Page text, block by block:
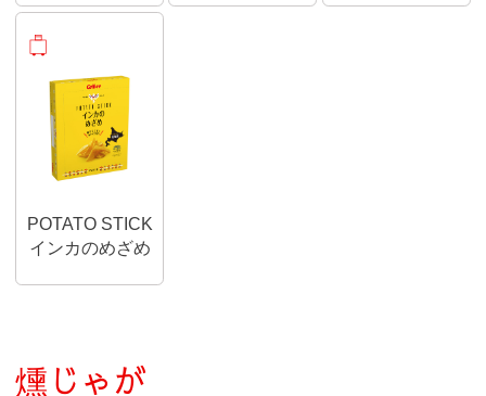
POTATO STICK
インカのめざめ
燻じゃが